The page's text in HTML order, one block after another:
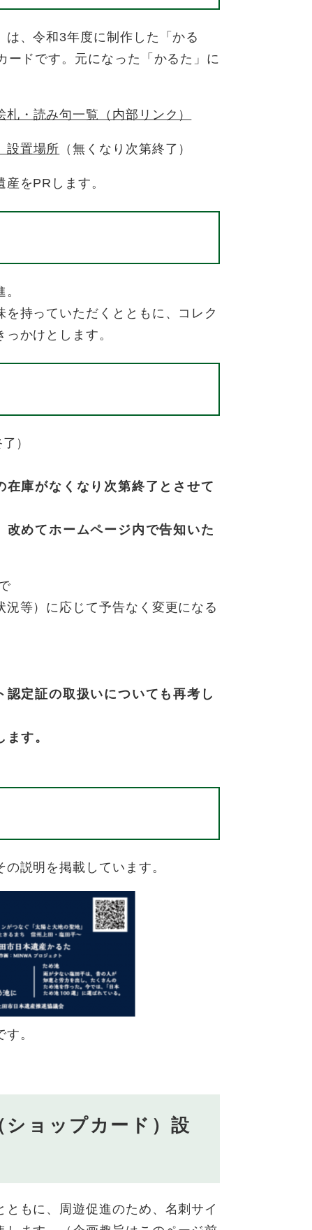
、令和3年度に制作した「かる
ードです。元になった「かるた」に
・読み句一覧（内部リンク）
設置場所 （無くなり次第終了）
をPRします。
持っていただくとともに、コレク
かけとします。
）
庫がなくなり次第終了とさせて
めてホームページ内で告知いた
等）に応じて予告なく変更になる
定証の取扱いについても再考し
す。
説明を掲載しています。
。
ョップカード）設
ともに、周遊促進のため、名刺サイ